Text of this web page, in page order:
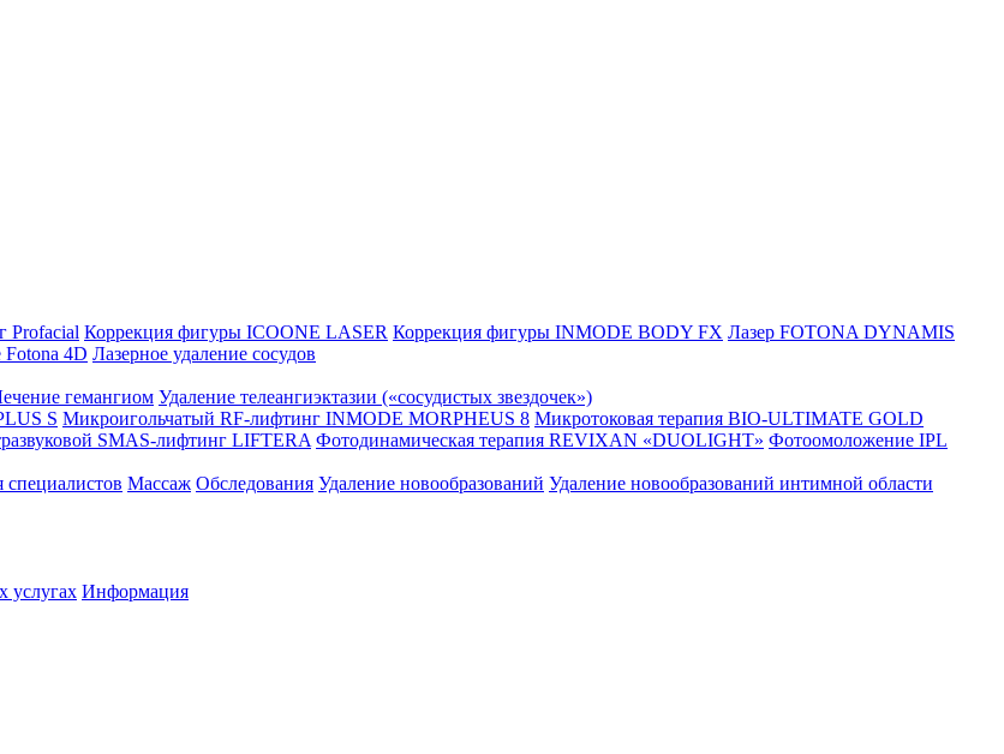
Profacial Коррекция фигуры ICOONE LASER Коррекция фигуры INMODE BODY FX Лазер FOTONA DYNAMIS
4D Лазерное удаление сосудов
гемангиом Удаление телеангиэктазии («сосудистых звездочек»)
S Микроигольчатый RF-лифтинг INMODE MORPHEUS 8 Микротоковая терапия BIO-ULTIMATE GOLD
SMAS-лифтинг LIFTERA Фотодинамическая терапия REVIXAN «DUOLIGHT» Фотоомоложение IPL
специалистов Массаж Обследования Удаление новообразований Удаление новообразований интимной области
услугах Информация